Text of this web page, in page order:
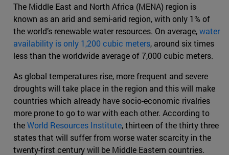
The Middle East and North Africa (MENA) region is
known as an arid and semi-arid region, with only 1% of
the world’s renewable water resources. On average,water
availability is only 1,200 cubic meters, around six times
less than the worldwide average of 7,000 cubic meters.
As global temperatures rise, more frequent and severe
droughts will take place in the region and this will make
countries which already have socio-economic rivalries
more prone to go to war with each other. According to
theWorld Resources Institute, thirteen of the thirty three
states that will suffer from worse water scarcity in the
twenty-first century will be Middle Eastern countries.